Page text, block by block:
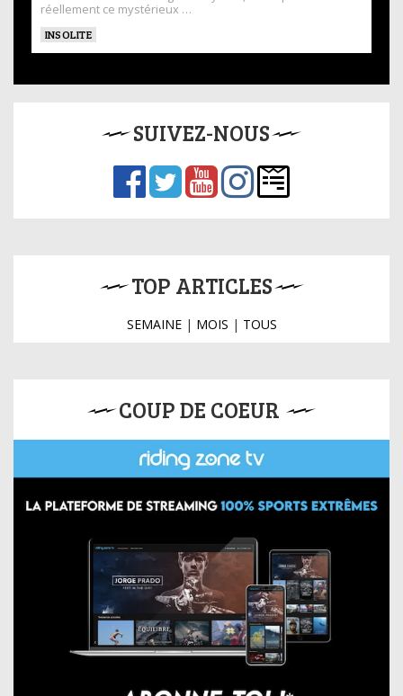
réellement ce mystérieux …
INSOLITE
SUIVEZ-NOUS
TOP ARTICLES
SEMAINE| MOIS | TOUS
COUP DE COEUR